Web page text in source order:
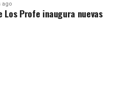
ago
Los Profe inaugura nuevas